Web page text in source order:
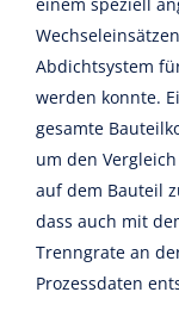
einem speziell
Abdichtsystem
werden konnte.
gesamte
um den
auf dem Bauteil
dass auch mit
Trenngrate an
Prozessdaten